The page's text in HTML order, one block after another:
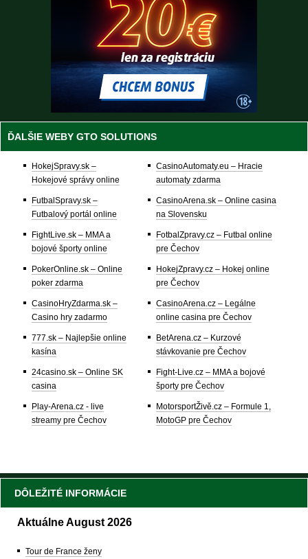
ĎALŠIE WEBY GTO SOLUTIONS
HokejSpravy.sk –
Hokejové správy online
FutbalSpravy.sk –
Futbalový portál online
FightLive.sk – MMA a
bojové športy online
PokerOnline.sk – Online
poker zdarma
CasinoHryZdarma.sk –
Casino hry zadarmo
777.sk – Najlepšie online
kasína
24casino.sk – Online SK
casina
Play-Arena.cz - live
streamy pre Čechov
CasinoAutomaty.eu – Hracie
automaty zdarma
CasinoArena.sk – Online casina
na Slovensku
FotbalZpravy.cz – Futbal online
pre Čechov
HokejZpravy.cz – Hokej online
pre Čechov
CasinoArena.cz – Legálne
online casina pre Čechov
BetArena.cz – Kurzové
stávkovanie pre Čechov
Fight-Live.cz – MMA a bojové
športy pre Čechov
MotorsportŽivě.cz – Formule 1,
MotoGP pre Čechov
DÔLEŽITÉ INFORMÁCIE
Aktuálne August 2026
Tour de France ženy